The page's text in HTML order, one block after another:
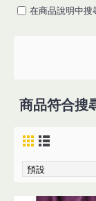
在商品說明中搜
商品符合搜